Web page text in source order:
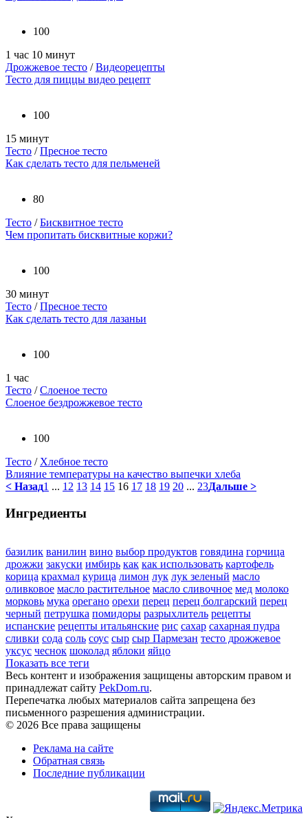
100
1 час 10 минут
Дрожжевое тесто /Видеорецепты
Тесто для пиццы видео рецепт
100
15 минут
Тесто /Пресное тесто
Как сделать тесто для пельменей
80
Тесто /Бисквитное тесто
Чем пропитать бисквитные коржи?
100
30 минут
Тесто /Пресное тесто
Как сделать тесто для лазаньи
100
1 час
Тесто /Слоеное тесто
Слоеное бездрожжевое тесто
100
Тесто / Хлебное тесто
Влияние температуры на качество выпечки хлеба
< Назад1 ... 12 13 14 15 16 17 18 19 20 ... 23Дальше >
Ингредиенты
базилик ванилин вино выбор продуктов говядина горчица
дрожжи закуски имбирь как как использовать картофель
корица крахмал курица лимон лук лук зеленый масло
оливковое масло растительное масло сливочное мед молоко
морковь мука орегано орехи перец перец болгарский перец
черный петрушка помидоры разрыхлитель рецепты
испанские рецепты итальянские рис сахар сахарная пудра
сливки сода соль соус сыр сыр Пармезан тесто дрожжевое
уксус чеснок шоколад яблоки яйцо
Показать все теги
Весь контент и изображения защищены авторским правом и
принадлежат сайту PekDom.ru.
Перепечатка любых материалов сайта запрещена без
письменного разрешения администрации.
© 2026 Все права защищены
Реклама на сайте
Обратная связь
Последние публикации